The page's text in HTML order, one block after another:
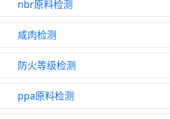
nbr原料检测
咸肉检测
防火等级检测
ppa原料检测